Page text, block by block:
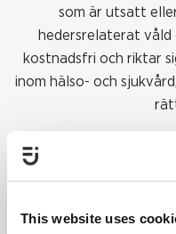
This website uses
som är utsatt
hedersrelaterat
kostnadsfri och riktar
inom hälso- och
Grundkurs om